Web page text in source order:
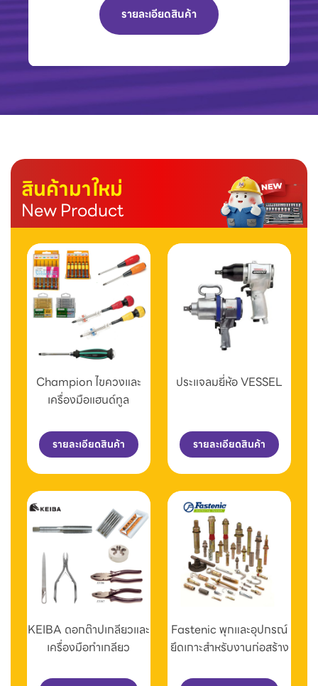
รายละเอียดสินค้า
สินค้ามาใหม่
New Product
Champion ไขควงและ
เครื่องมือแฮนด์ทูล
รายละเอียดสินค้า
ประแจลมยี่ห้อ VESSEL
รายละเอียดสินค้า
KEIBA ดอกต๊าปเกลียวและ
เครื่องมือทำเกลียว
Fastenic พุกและอุปกรณ์
ยึดเกาะสำหรับงานก่อสร้าง